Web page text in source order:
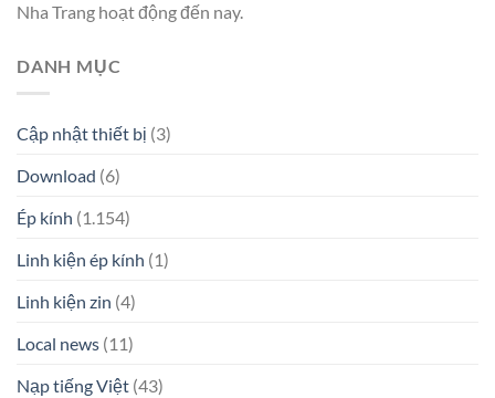
Nha Trang hoạt động đến nay.
DANH MỤC
Cập nhật thiết bị (3)
Download (6)
Ép kính (1.154)
Linh kiện ép kính (1)
Linh kiện zin (4)
Local news (11)
Nạp tiếng Việt (43)